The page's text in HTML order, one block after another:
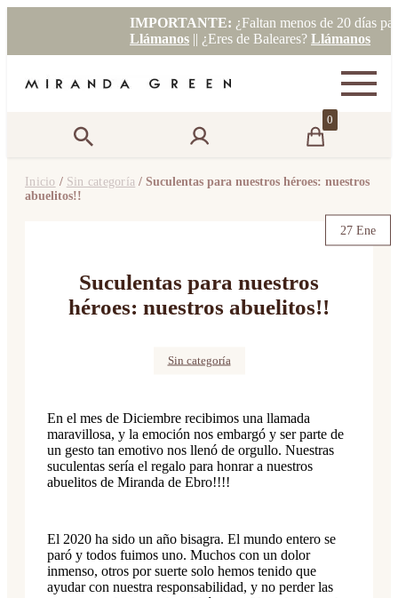
IMPORTANTE:¿Faltan menos de 20 días para
Llámanos|| ¿Eres de Baleares?Llámanos
0
Inicio / Sin categoría / Suculentas para nuestros héroes: nuestros
abuelitos!!
Suculentas para nuestros
héroes: nuestros abuelitos!!
27 Ene
Sin categoría
En el mes de Diciembre recibimos una llamada
maravillosa, y la emoción nos embargó y ser parte de
un gesto tan emotivo nos llenó de orgullo. Nuestras
suculentas sería el regalo para honrar a nuestros
abuelitos de Miranda de Ebro!!!!
El 2020 ha sido un año bisagra. El mundo entero se
paró y todos fuimos uno. Muchos con un dolor
inmenso, otros por suerte solo hemos tenido que
ayudar con nuestra responsabilidad, y no perder las